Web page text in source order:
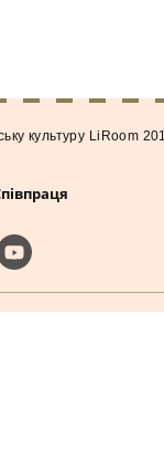
культуру LiRoom